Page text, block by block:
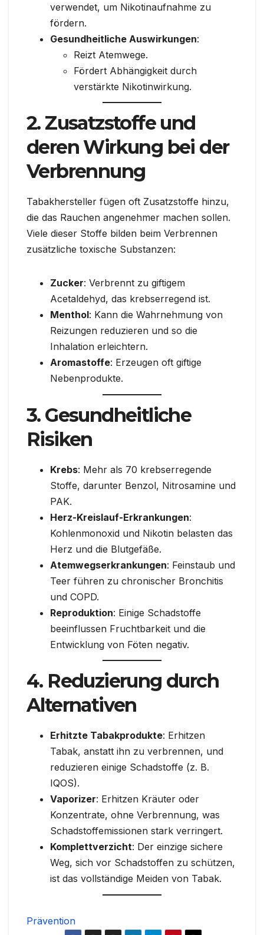
verwendet, um Nikotinaufnahme zu
fördern.
Gesundheitliche Auswirkungen:
Reizt Atemwege.
Fördert Abhängigkeit durch
verstärkte Nikotinwirkung.
2. Zusatzstoffe und
deren Wirkung bei der
Verbrennung
Tabakhersteller fügen oft Zusatzstoffe hinzu,
die das Rauchen angenehmer machen sollen.
Viele dieser Stoffe bilden beim Verbrennen
zusätzliche toxische Substanzen:
Zucker: Verbrennt zu giftigem
Acetaldehyd, das krebserregend ist.
Menthol: Kann die Wahrnehmung von
Reizungen reduzieren und so die
Inhalation erleichtern.
Aromastoffe: Erzeugen oft giftige
Nebenprodukte.
3. Gesundheitliche
Risiken
Krebs: Mehr als 70 krebserregende
Stoffe, darunter Benzol, Nitrosamine und
PAK.
Herz-Kreislauf-Erkrankungen:
Kohlenmonoxid und Nikotin belasten das
Herz und die Blutgefäße.
Atemwegserkrankungen: Feinstaub und
Teer führen zu chronischer Bronchitis
und COPD.
Reproduktion: Einige Schadstoffe
beeinflussen Fruchtbarkeit und die
Entwicklung von Föten negativ.
4. Reduzierung durch
Alternativen
Erhitzte Tabakprodukte: Erhitzen
Tabak, anstatt ihn zu verbrennen, und
reduzieren einige Schadstoffe (z. B.
IQOS).
Vaporizer: Erhitzen Kräuter oder
Konzentrate, ohne Verbrennung, was
Schadstoffemissionen stark verringert.
Komplettverzicht: Der einzige sichere
Weg, sich vor Schadstoffen zu schützen,
ist das vollständige Meiden von Tabak.
Prävention